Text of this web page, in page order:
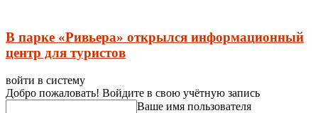
В парке «Ривьера» открылся информационный
центр для туристов
войти в систему
Добро пожаловать! Войдите в свою учётную запись
Ваше имя пользователя